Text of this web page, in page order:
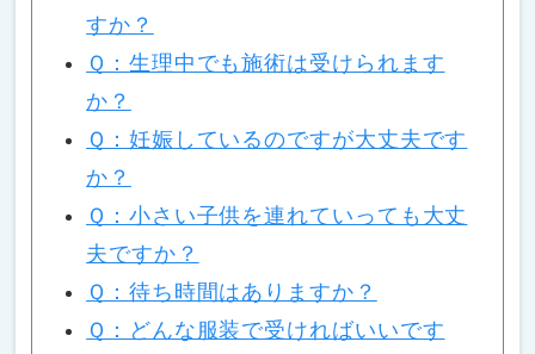
すか？
Ｑ：生理中でも施術は受けられます
か？
Ｑ：妊娠しているのですが大丈夫です
か？
Ｑ：小さい子供を連れていっても大丈
夫ですか？
Ｑ：待ち時間はありますか？
Ｑ：どんな服装で受ければいいです